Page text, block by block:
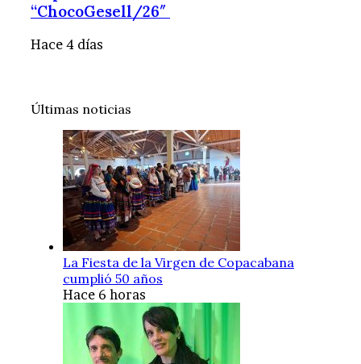
“ChocoGesell/26″
Hace 4 días
Últimas noticias
La Fiesta de la Virgen de Copacabana
cumplió 50 años
Hace 6 horas